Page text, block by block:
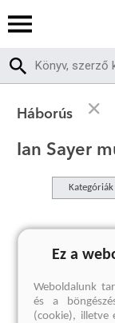
Háborús
Ian Sayer
Kategóriák
A
Ez a
Weboldalunk
és a
(cookie), illetve